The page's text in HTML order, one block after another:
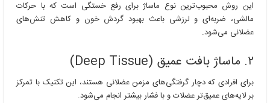
این روش محبوب‌ترین نوع ماساژ برای رفع خستگی است که با حرکات
مالشی، ضربه‌ای و لرزشی باعث بهبود گردش خون و کاهش تنش‌های
عضلانی می‌شود.
۲. ماساژ بافت عمیق (Deep Tissue)
برای افرادی که دچار گرفتگی‌های مزمن عضلانی هستند، این تکنیک با تمرکز
بر لایه‌های عمیق‌تر عضلات و با فشار بیشتر انجام می‌شود.